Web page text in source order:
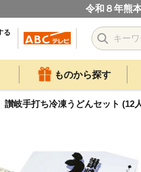
令和８年熊
る
ものから探す
讃岐手打ち冷凍うどんセット (12